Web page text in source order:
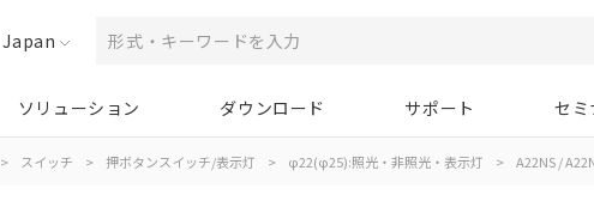
Japan
ソリューション ダウンロード サポート セミ
> スイッチ > 押ボタンスイッチ/表示灯 > φ22(φ25):照光・非照光・表示灯 > A22NS /